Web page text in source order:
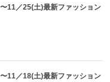
11／25(土)最新ファッション
11／18(土)最新ファッション